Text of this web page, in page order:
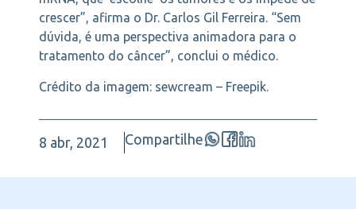
crescer”, afirma o Dr. Carlos Gil Ferreira. “Sem
dúvida, é uma perspectiva animadora para o
tratamento do câncer”, conclui o médico.
Crédito da imagem: sewcream – Freepik.
8 abr, 2021 Compartilhe